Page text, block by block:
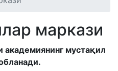
маркази
мустақил